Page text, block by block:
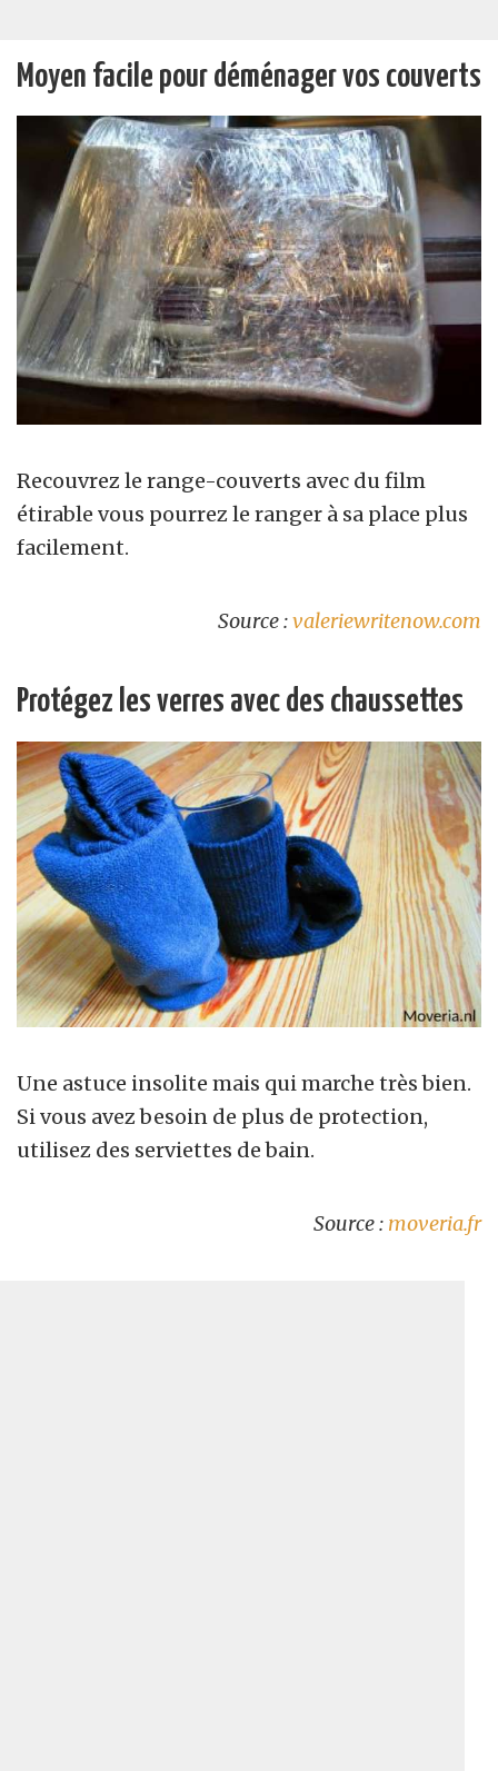
Moyen facile pour déménager vos couverts
Recouvrez le range-couverts avec du film
étirable vous pourrez le ranger à sa place plus
facilement.
Source :valeriewritenow.com
Protégez les verres avec des chaussettes
Une astuce insolite mais qui marche très bien.
Si vous avez besoin de plus de protection,
utilisez des serviettes de bain.
Source : moveria.fr